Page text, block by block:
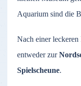
Aquarium sind die
Nach einer
entweder zur
Spielscheune.